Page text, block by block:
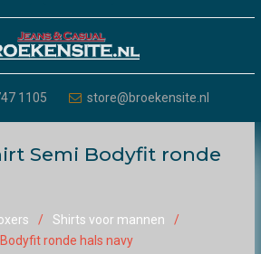
1105 store@broekensite.nl
Semi Bodyfit ronde
Shirts voor mannen
ronde hals navy